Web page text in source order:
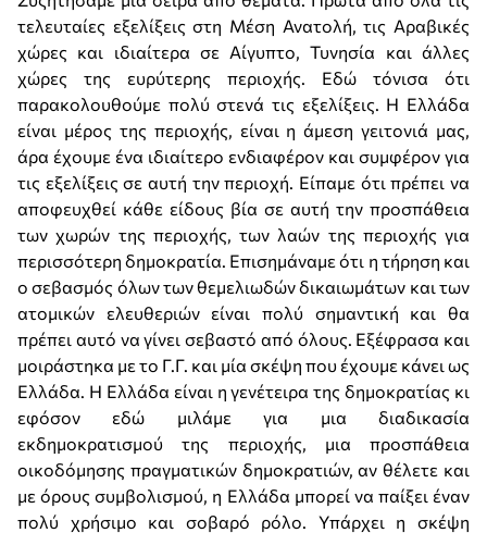
τελευταίες εξελίξεις στη Μέση Ανατολή, τις Αραβικές
χώρες και ιδιαίτερα σε Αίγυπτο, Τυνησία και άλλες
χώρες της ευρύτερης περιοχής. Εδώ τόνισα ότι
παρακολουθούμε πολύ στενά τις εξελίξεις. Η Ελλάδα
είναι μέρος της περιοχής, είναι η άμεση γειτονιά μας,
άρα έχουμε ένα ιδιαίτερο ενδιαφέρον και συμφέρον για
τις εξελίξεις σε αυτή την περιοχή. Είπαμε ότι πρέπει να
αποφευχθεί κάθε είδους βία σε αυτή την προσπάθεια
των χωρών της περιοχής, των λαών της περιοχής για
περισσότερη δημοκρατία. Επισημάναμε ότι η τήρηση και
ο σεβασμός όλων των θεμελιωδών δικαιωμάτων και των
ατομικών ελευθεριών είναι πολύ σημαντική και θα
πρέπει αυτό να γίνει σεβαστό από όλους. Εξέφρασα και
μοιράστηκα με το Γ.Γ. και μία σκέψη που έχουμε κάνει ως
Ελλάδα. Η Ελλάδα είναι η γενέτειρα της δημοκρατίας κι
εφόσον εδώ μιλάμε για μια διαδικασία
εκδημοκρατισμού της περιοχής, μια προσπάθεια
οικοδόμησης πραγματικών δημοκρατιών, αν θέλετε και
με όρους συμβολισμού, η Ελλάδα μπορεί να παίξει έναν
πολύ χρήσιμο και σοβαρό ρόλο. Υπάρχει η σκέψη